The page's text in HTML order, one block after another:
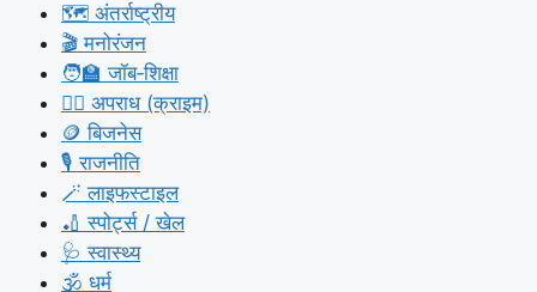
🗺️ अंतर्राष्ट्रीय
🎬 मनोरंजन
🧑‍🏫 जॉब‑शिक्षा
🕵️‍♀️ अपराध (क्राइम)
🪙 बिजनेस
🎙️ राजनीति
🪄 लाइफस्टाइल
🏏 स्पोर्ट्स / खेल
🩺 स्वास्थ्य
🕉️ धर्म